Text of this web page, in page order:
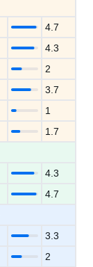
4.7
4.3
2
3.7
1
1.7
4.3
4.7
3.3
2